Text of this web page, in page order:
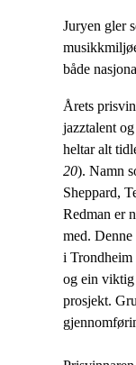
Juryen gler
både
Årets
jazztalent
heltar alt
20). Namn
Sheppard,
Redman er
med.
i Trondheim
og ein
prosjekt.